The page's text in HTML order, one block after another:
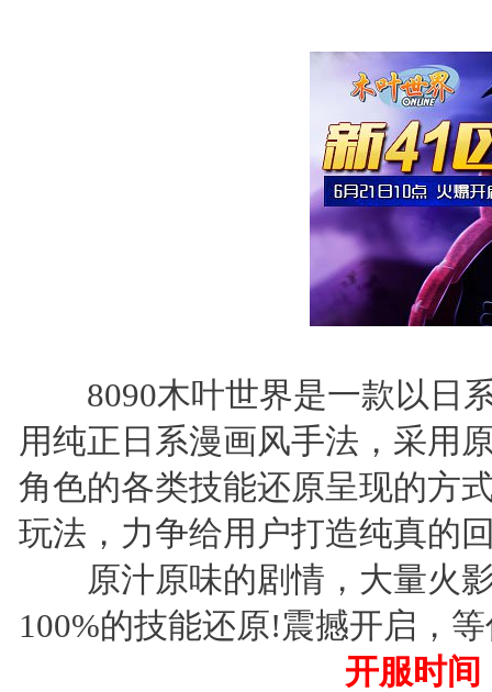
8090木叶世界是一款以日
用纯正日系漫画风手法，采用
角色的各类技能还原呈现的方
玩法，力争给用户打造纯真的
原汁原味的剧情，大量火影
100%的技能还原!震撼开启，
开服时间